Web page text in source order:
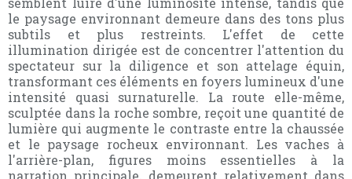
le paysage environnant demeure dans des tons plus
subtils et plus restreints. L'effet de cette
illumination dirigée est de concentrer l'attention du
spectateur sur la diligence et son attelage équin,
transformant ces éléments en foyers lumineux d'une
intensité quasi surnaturelle. La route elle-même,
sculptée dans la roche sombre, reçoit une quantité de
lumière qui augmente le contraste entre la chaussée
et le paysage rocheux environnant. Les vaches à
l'arrière-plan, figures moins essentielles à la
narration principale, demeurent relativement dans